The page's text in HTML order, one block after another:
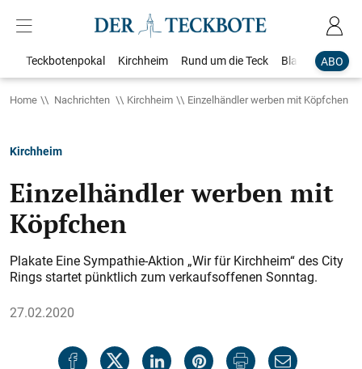
ABO
Teckbotenpokal Kirchheim Rund um die Teck Blaulicht
Home Nachrichten Kirchheim Einzelhändler werben mit Köpfchen
Kirchheim
Einzelhändler werben mit
Köpfchen
Plakate Eine Sympathie-Aktion „Wir für Kirchheim“ des City
Rings startet pünktlich zum verkaufsoffenen Sonntag.
27.02.2020